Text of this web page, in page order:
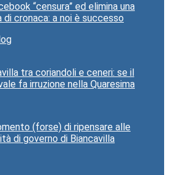
“censura” ed elimina una
di cronaca: a noi è successo
tra coriandoli e ceneri: se il
fa irruzione nella Quaresima
(forse) di ripensare alle
di governo di Biancavilla